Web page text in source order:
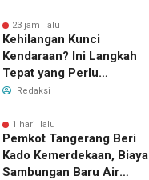
23 jam lalu
Kehilangan Kunci
Kendaraan? Ini Langkah
Tepat yang Perlu
Dilakukan
Redaksi
1 hari lalu
Pemkot Tangerang Beri
Kado Kemerdekaan, Biaya
Sambungan Baru Air